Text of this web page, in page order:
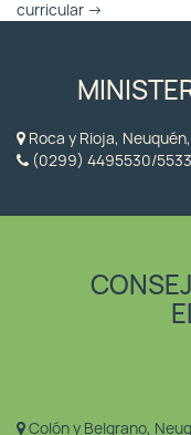
curricular →
Roca y Rioja,
(0299) 4495530/5533
Colón y Belgrano,